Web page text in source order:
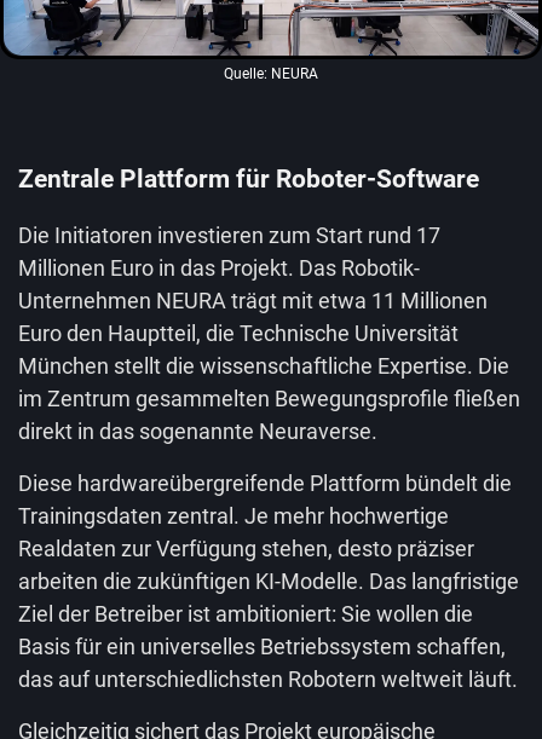
Quelle: NEURA
Zentrale Plattform für Roboter-Software
Die Initiatoren investieren zum Start rund 17
Millionen Euro in das Projekt. Das Robotik-
Unternehmen NEURA trägt mit etwa 11 Millionen
Euro den Hauptteil, die Technische Universität
München stellt die wissenschaftliche Expertise. Die
im Zentrum gesammelten Bewegungsprofile fließen
direkt in das sogenannte Neuraverse.
Diese hardwareübergreifende Plattform bündelt die
Trainingsdaten zentral. Je mehr hochwertige
Realdaten zur Verfügung stehen, desto präziser
arbeiten die zukünftigen KI-Modelle. Das langfristige
Ziel der Betreiber ist ambitioniert: Sie wollen die
Basis für ein universelles Betriebssystem schaffen,
das auf unterschiedlichsten Robotern weltweit läuft.
Gleichzeitig sichert das Projekt europäische